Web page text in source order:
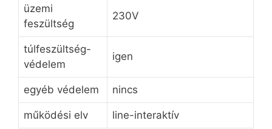
üzemi
feszültség
230V
túlfeszültség-
védelem
igen
egyéb védelem nincs
működési elv line-interaktív